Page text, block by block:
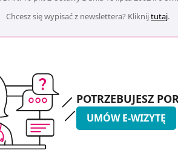
Chcesz się wypisać z newslettera? Kliknijtutaj.
POTRZEBUJESZ
UMÓW E-WIZYTĘ